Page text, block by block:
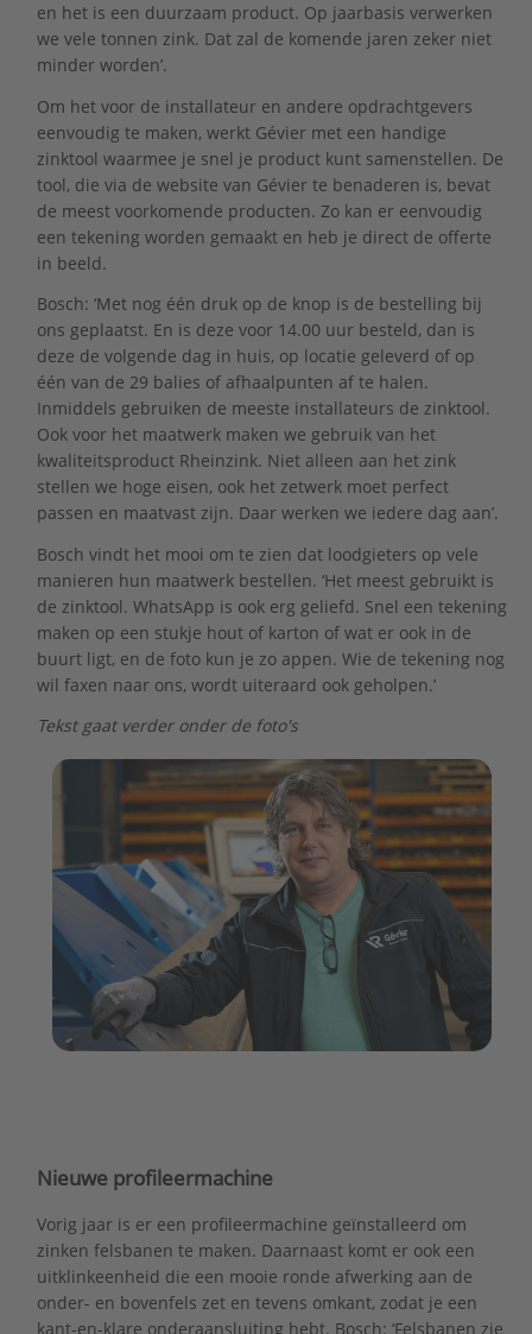
en het is een duurzaam product. Op jaarbasis verwerken
we vele tonnen zink. Dat zal de komende jaren zeker niet
minder worden’.
Om het voor de installateur en andere opdrachtgevers
eenvoudig te maken, werkt Gévier met een handige
zinktool waarmee je snel je product kunt samenstellen. De
tool, die via de website van Gévier te benaderen is, bevat
de meest voorkomende producten. Zo kan er eenvoudig
een tekening worden gemaakt en heb je direct de offerte
in beeld.
Bosch: ‘Met nog één druk op de knop is de bestelling bij
ons geplaatst. En is deze voor 14.00 uur besteld, dan is
deze de volgende dag in huis, op locatie geleverd of op
één van de 29 balies of afhaalpunten af te halen.
Inmiddels gebruiken de meeste installateurs de zinktool.
Ook voor het maatwerk maken we gebruik van het
kwaliteitsproduct Rheinzink. Niet alleen aan het zink
stellen we hoge eisen, ook het zetwerk moet perfect
passen en maatvast zijn. Daar werken we iedere dag aan’.
Bosch vindt het mooi om te zien dat loodgieters op vele
manieren hun maatwerk bestellen. ‘Het meest gebruikt is
de zinktool. WhatsApp is ook erg geliefd. Snel een tekening
maken op een stukje hout of karton of wat er ook in de
buurt ligt, en de foto kun je zo appen. Wie de tekening nog
wil faxen naar ons, wordt uiteraard ook geholpen.’
Tekst gaat verder onder de foto's
Nieuwe profileermachine
Vorig jaar is er een profileermachine geïnstalleerd om
zinken felsbanen te maken. Daarnaast komt er ook een
uitklinkeenheid die een mooie ronde afwerking aan de
onder- en bovenfels zet en tevens omkant, zodat je een
kant-en-klare onderaansluiting hebt. Bosch: ‘Felsbanen zie